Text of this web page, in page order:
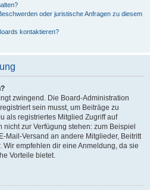
oder juristische Anfragen zu diesem
kontaktieren?
zwingend. Die Board-Administration
sein musst, um Beiträge zu
als registriertes Mitglied Zugriff auf
zur Verfügung stehen: zum Beispiel
Mail-Versand an andere Mitglieder, Beitritt
empfehlen dir eine Anmeldung, da sie
Vorteile bietet.